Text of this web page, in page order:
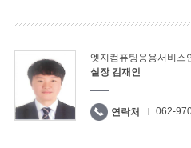
엣지컴퓨팅응용서비스
실장 김재인
연락처 062-